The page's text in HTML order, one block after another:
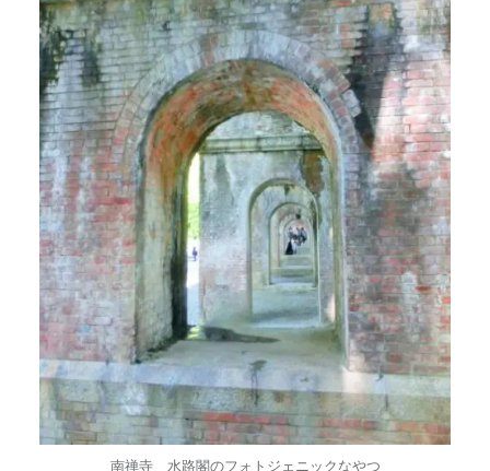
南禅寺 水路閣のフォトジェニックなやつ